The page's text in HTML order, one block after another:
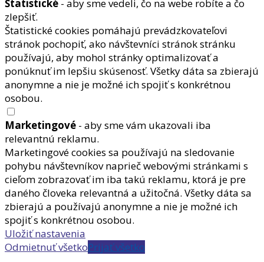
Štatistické - aby sme vedeli, čo na webe robíte a čo
zlepšiť.
Štatistické cookies pomáhajú prevádzkovateľovi
stránok pochopiť, ako návštevníci stránok stránku
používajú, aby mohol stránky optimalizovať a
ponúknuť im lepšiu skúsenosť. Všetky dáta sa zbierajú
anonymne a nie je možné ich spojiť s konkrétnou
osobou.
Marketingové - aby sme vám ukazovali iba
relevantnú reklamu.
Marketingové cookies sa používajú na sledovanie
pohybu návštevníkov naprieč webovými stránkami s
cieľom zobrazovať im iba takú reklamu, ktorá je pre
daného človeka relevantná a užitočná. Všetky dáta sa
zbierajú a používajú anonymne a nie je možné ich
spojiť s konkrétnou osobou.
Uložiť nastavenia
Odmietnuť všetkoPrijať všetko